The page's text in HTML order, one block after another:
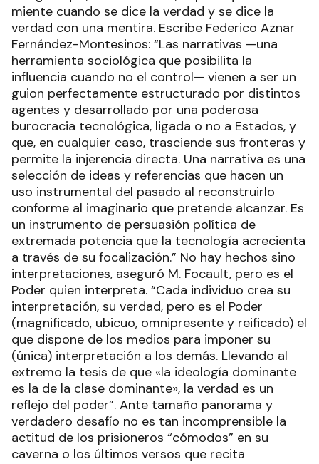
miente cuando se dice la verdad y se dice la
verdad con una mentira. Escribe Federico Aznar
Fernández-Montesinos: “Las narrativas —una
herramienta sociológica que posibilita la
influencia cuando no el control— vienen a ser un
guion perfectamente estructurado por distintos
agentes y desarrollado por una poderosa
burocracia tecnológica, ligada o no a Estados, y
que, en cualquier caso, trasciende sus fronteras y
permite la injerencia directa. Una narrativa es una
selección de ideas y referencias que hacen un
uso instrumental del pasado al reconstruirlo
conforme al imaginario que pretende alcanzar. Es
un instrumento de persuasión política de
extremada potencia que la tecnología acrecienta
a través de su focalización.” No hay hechos sino
interpretaciones, aseguró M. Focault, pero es el
Poder quien interpreta. “Cada individuo crea su
interpretación, su verdad, pero es el Poder
(magnificado, ubicuo, omnipresente y reificado) el
que dispone de los medios para imponer su
(única) interpretación a los demás. Llevando al
extremo la tesis de que «la ideología dominante
es la de la clase dominante», la verdad es un
reflejo del poder”. Ante tamaño panorama y
verdadero desafío no es tan incomprensible la
actitud de los prisioneros “cómodos” en su
caverna o los últimos versos que recita